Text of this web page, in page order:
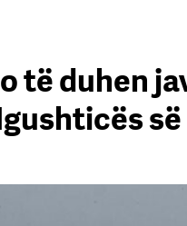
të duhen